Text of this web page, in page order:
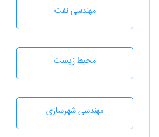
مهندسی نفت
محيط زيست
مهندسی شهرسازی